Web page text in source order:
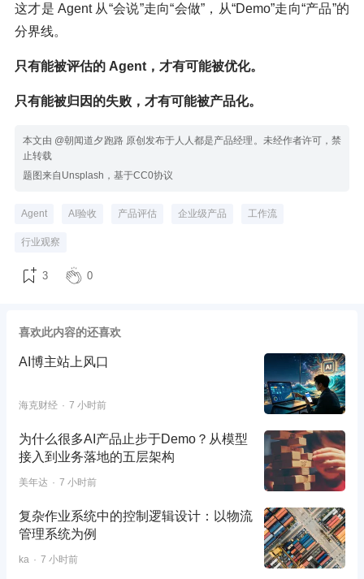
这才是 Agent 从“会说”走向“会做”，从“Demo”走向“产品”的
分界线。
只有能被评估的 Agent，才有可能被优化。
只有能被归因的失败，才有可能被产品化。
本文由 @朝闻道夕跑路 原创发布于人人都是产品经理。未经作者许可，禁
止转载
题图来自Unsplash，基于CC0协议
Agent AI验收 产品评估 企业级产品 工作流
行业观察
3 0
喜欢此内容的还喜欢
AI博主站上风口
海克财经 7 小时前
为什么很多AI产品止步于Demo？从模型
接入到业务落地的五层架构
美年达 7 小时前
复杂作业系统中的控制逻辑设计：以物流
管理系统为例
ka 7 小时前